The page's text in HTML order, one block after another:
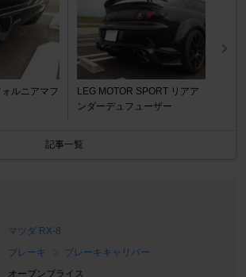
ルニアマフ
LEG MOTOR SPORT リアア
ンダーデュフューザー
記事一覧
マツダ RX-8
ブレーキ
ブレーキキャリパー
オープンプライス